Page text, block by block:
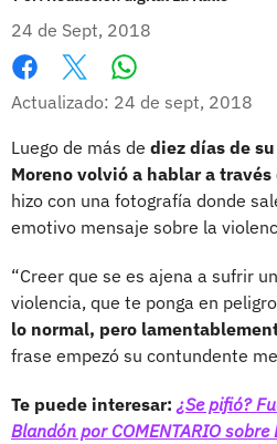
24 de Sept, 2018
Facebook
X
Actualizado: 24 de sept, 2018
Luego de más de diez días de
Moreno volvió a hablar a
hizo con una fotografía donde
emotivo mensaje sobre la
“Creer que se es ajena a sufrir
violencia, que te ponga en
lo normal, pero
frase empezó su contundente
Te puede interesar: ¿Se pifió?
Blandón por COMENTARIO sobre